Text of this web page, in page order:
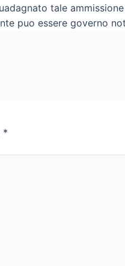
tale
puo essere governo
*